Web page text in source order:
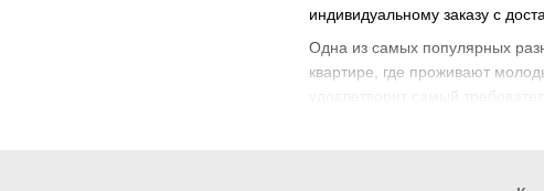
индивидуальному заказу с
Одна из самых популярных
квартире, где проживают
удовлетворит самый